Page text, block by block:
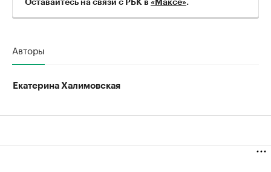
Оставайтесь на связи с РБК в «Maксе».
Авторы
Екатерина Халимовская